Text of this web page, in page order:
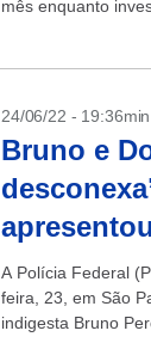
mês enquanto
24/06/22 - 19:36min
Bruno e
A Polícia Federal
feira, 23, em São
indigesta Bruno